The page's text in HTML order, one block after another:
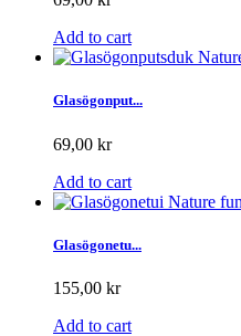
Add to cart
Glasögonput...
69,00 kr
Add to cart
Glasögonetu...
155,00 kr
Add to cart